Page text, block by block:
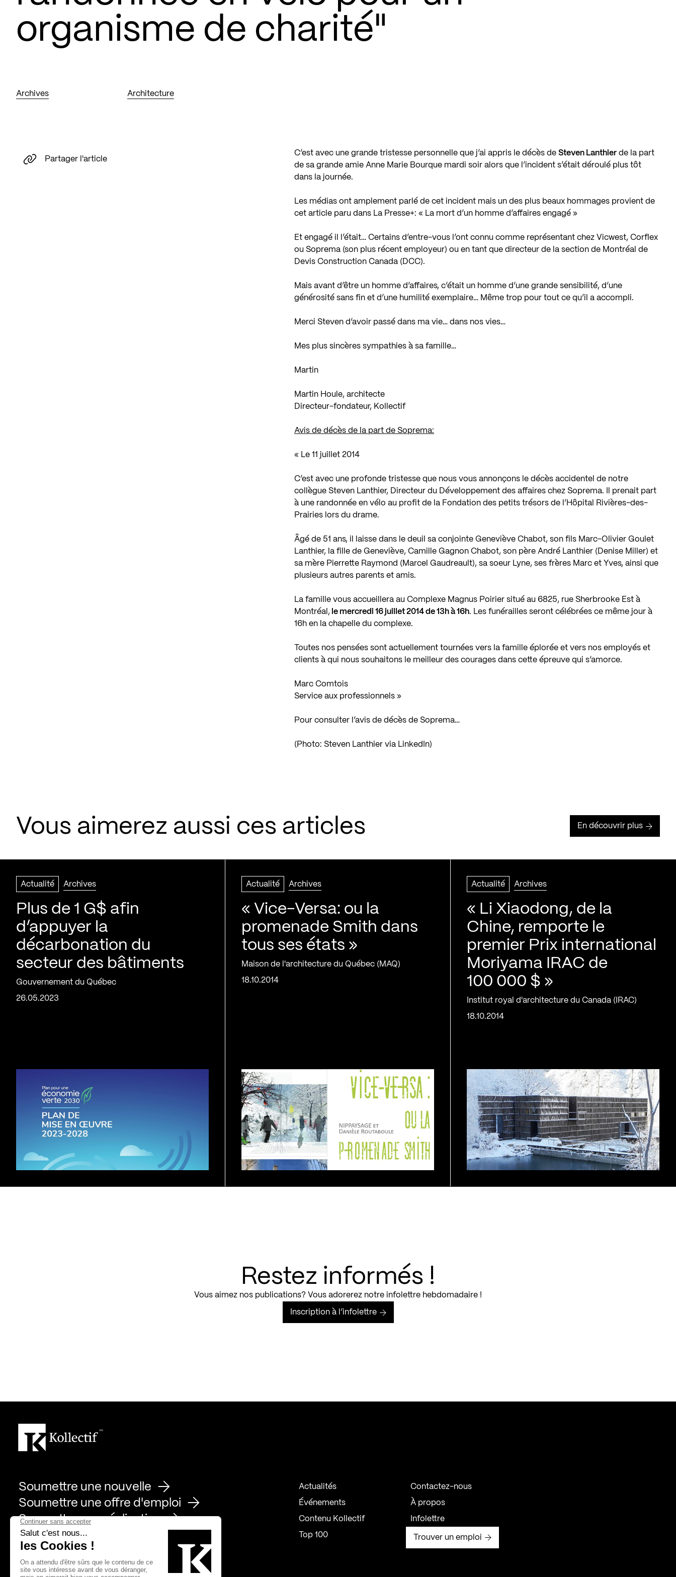
organisme de charité"
Archives Architecture
C’est avec une grande tristesse personnelle que j’ai appris le décès deSteven Lanthier de la part
de sa grande amie Anne Marie Bourque mardi soir alors que l’incident s’était déroulé plus tôt
dans la journée.
Les médias ont amplement parlé de cet incident mais un des plus beaux hommages provient de
cet article paru dans La Presse+:« La mort d’un homme d’affaires engagé »
Et engagé il l’était… Certains d’entre-vous l’ont connu comme représentant chez Vicwest, Corflex
ou Soprema (son plus récent employeur) ou en tant que directeur de la section de Montréal de
Devis Construction Canada (DCC).
Mais avant d’être un homme d’affaires, c’était un homme d’une grande sensibilité, d’une
générosité sans fin et d’une humilité exemplaire… Même trop pour tout ce qu’il a accompli.
Merci Steven d’avoir passé dans ma vie… dans nos vies…
Mes plus sincères sympathies à sa famille…
Martin
Martin Houle, architecte
Directeur-fondateur, Kollectif
Avis de décès de la part de Soprema:
« Le 11 juillet 2014
C’est avec une profonde tristesse que nous vous annonçons le décès accidentel de notre
collègue Steven Lanthier, Directeur du Développement des affaires chez Soprema. Il prenait part
à une randonnée en vélo au profit de la Fondation des petits trésors de l’Hôpital Rivières-des-
Prairies lors du drame.
Âgé de 51 ans, il laisse dans le deuil sa conjointe Geneviève Chabot, son fils Marc-Olivier Goulet
Lanthier, la fille de Geneviève, Camille Gagnon Chabot, son père André Lanthier (Denise Miller) et
sa mère Pierrette Raymond (Marcel Gaudreault), sa soeur Lyne, ses frères Marc et Yves, ainsi que
plusieurs autres parents et amis.
La famille vous accueillera au Complexe Magnus Poirier situé au 6825, rue Sherbrooke Est à
Montréal, le mercredi 16 juillet 2014 de 13h à 16h. Les funérailles seront célébrées ce même jour à
16h en la chapelle du complexe.
Toutes nos pensées sont actuellement tournées vers la famille éplorée et vers nos employés et
clients à qui nous souhaitons le meilleur des courages dans cette épreuve qui s’amorce.
Marc Comtois
Service aux professionnels »
Pour consulter l’avis de décès de Soprema…
(Photo: Steven Lanthier via LinkedIn)
Partager l'article
Vous aimerez aussi ces articles En découvrir plus
Actualité Archives
Plus de 1 G$ afin
d’appuyer la
décarbonation du
secteur des bâtiments
Gouvernement du Québec
26.05.2023
Actualité Archives
« Vice-Versa: ou la
promenade Smith dans
tous ses états »
Maison de l'architecture du Québec (MAQ)
18.10.2014
Actualité Archives
« Li Xiaodong, de la
Chine, remporte le
premier Prix international
Moriyama IRAC de
100 000 $ »
Institut royal d'architecture du Canada (IRAC)
18.10.2014
Restez informés !
Vous aimez nos publications? Vous adorerez notre infolettre hebdomadaire !
Inscription à l’infolettre
Soumettre une nouvelle
Soumettre une offre d'emploi
Soumettre une réalisation
Actualités
Événements
Contenu Kollectif
Top 100
Contactez-nous
À propos
Infolettre
Trouver un emploi